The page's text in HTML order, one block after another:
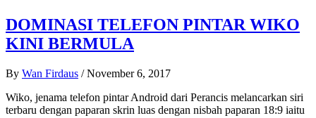
DOMINASI TELEFON PINTAR WIKO
KINI BERMULA
By Wan Firdaus / November 6, 2017
Wiko, jenama telefon pintar Android dari Perancis melancarkan siri
terbaru dengan paparan skrin luas dengan nisbah paparan 18:9 iaitu